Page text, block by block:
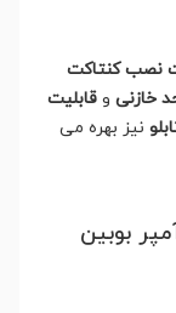
نصب کنتاکت
خازنی و قابلیت
نیز بهره می
خلاصه اطلاعات کنتاکتور 22 آمپر بوبین